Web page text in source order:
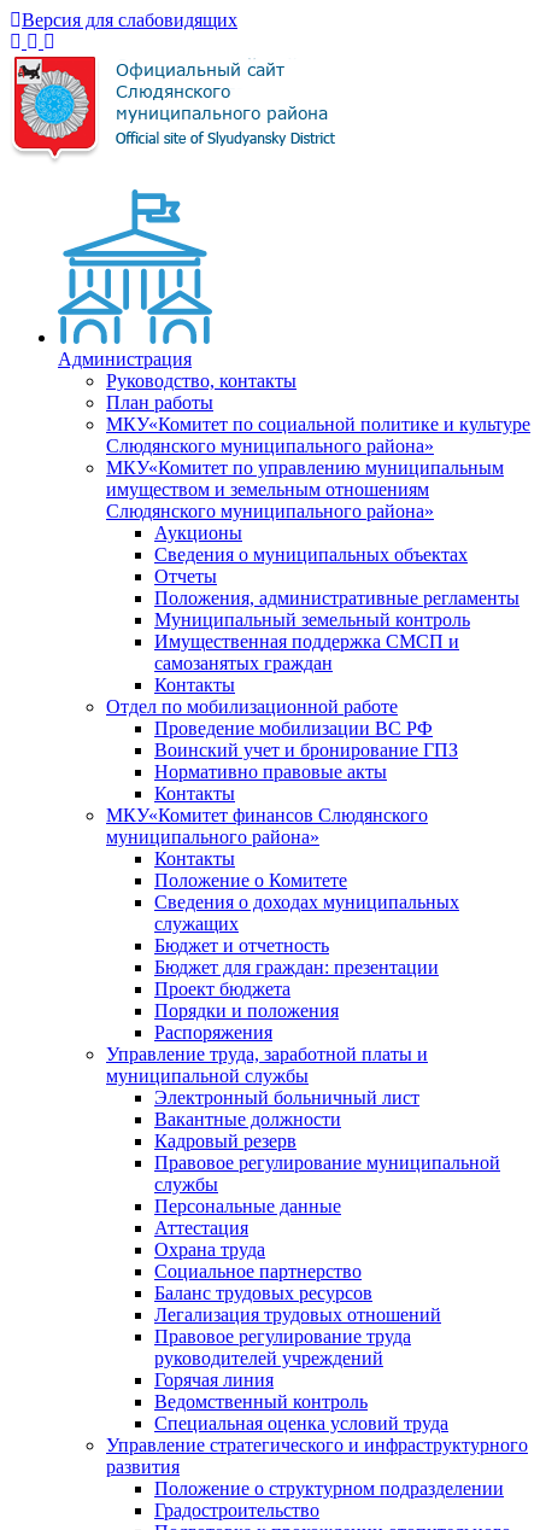
Версия для слабовидящих
Администрация
Руководство, контакты
План работы
МКУ«Комитет по социальной политике и культуре
Слюдянского муниципального района»
МКУ«Комитет по управлению муниципальным
имуществом и земельным отношениям
Слюдянского муниципального района»
Аукционы
Сведения о муниципальных объектах
Отчеты
Положения, административные регламенты
Муниципальный земельный контроль
Имущественная поддержка СМСП и
самозанятых граждан
Контакты
Отдел по мобилизационной работе
Проведение мобилизации ВС РФ
Воинский учет и бронирование ГПЗ
Нормативно правовые акты
Контакты
МКУ«Комитет финансов Слюдянского
муниципального района»
Контакты
Положение о Комитете
Сведения о доходах муниципальных
служащих
Бюджет и отчетность
Бюджет для граждан: презентации
Проект бюджета
Порядки и положения
Распоряжения
Управление труда, заработной платы и
муниципальной службы
Электронный больничный лист
Вакантные должности
Кадровый резерв
Правовое регулирование муниципальной
службы
Персональные данные
Аттестация
Охрана труда
Социальное партнерство
Баланс трудовых ресурсов
Легализация трудовых отношений
Правовое регулирование труда
руководителей учреждений
Горячая линия
Ведомственный контроль
Специальная оценка условий труда
Управление стратегического и инфраструктурного
развития
Положение о структурном подразделении
Градостроительство